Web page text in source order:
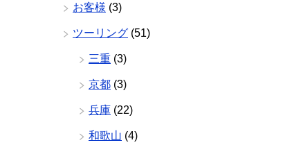
お客様 (3)
ツーリング (51)
三重 (3)
京都 (3)
兵庫 (22)
和歌山 (4)